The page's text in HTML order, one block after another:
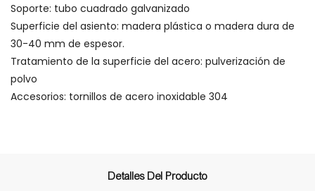
Soporte: tubo cuadrado galvanizado
Superficie del asiento: madera plástica o madera dura de
30-40 mm de espesor.
Tratamiento de la superficie del acero: pulverización de
polvo
Accesorios: tornillos de acero inoxidable 304
Detalles Del Producto